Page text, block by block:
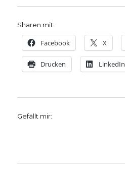
Sharen mit:
Facebook X
Drucken LinkedIn
Gefällt mir: